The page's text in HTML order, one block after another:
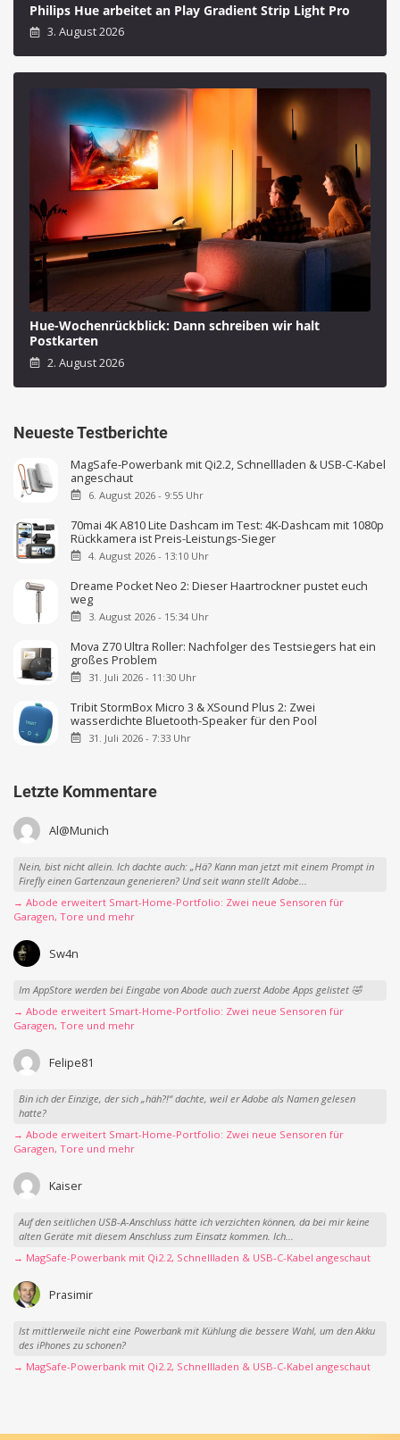
Philips Hue arbeitet an Play Gradient Strip Light Pro
3. August 2026
Hue-Wochenrückblick: Dann schreiben wir halt
Postkarten
2. August 2026
Neueste Testberichte
MagSafe-Powerbank mit Qi2.2, Schnellladen & USB-C-Kabel
angeschaut
6. August 2026 - 9:55 Uhr
70mai 4K A810 Lite Dashcam im Test: 4K-Dashcam mit 1080p
Rückkamera ist Preis-Leistungs-Sieger
4. August 2026 - 13:10 Uhr
Dreame Pocket Neo 2: Dieser Haartrockner pustet euch
weg
3. August 2026 - 15:34 Uhr
Mova Z70 Ultra Roller: Nachfolger des Testsiegers hat ein
großes Problem
31. Juli 2026 - 11:30 Uhr
Tribit StormBox Micro 3 & XSound Plus 2: Zwei
wasserdichte Bluetooth-Speaker für den Pool
31. Juli 2026 - 7:33 Uhr
Letzte Kommentare
Al@Munich
Nein, bist nicht allein. Ich dachte auch: „Hä? Kann man jetzt mit einem Prompt in
Firefly einen Gartenzaun generieren? Und seit wann stellt Adobe...
→ Abode erweitert Smart-Home-Portfolio: Zwei neue Sensoren für
Garagen, Tore und mehr
Sw4n
Im AppStore werden bei Eingabe von Abode auch zuerst Adobe Apps gelistet 🤣
→ Abode erweitert Smart-Home-Portfolio: Zwei neue Sensoren für
Garagen, Tore und mehr
Felipe81
Bin ich der Einzige, der sich „häh?!“ dachte, weil er Adobe als Namen gelesen
hatte?
→ Abode erweitert Smart-Home-Portfolio: Zwei neue Sensoren für
Garagen, Tore und mehr
Kaiser
Auf den seitlichen USB-A-Anschluss hätte ich verzichten können, da bei mir keine
alten Geräte mit diesem Anschluss zum Einsatz kommen. Ich...
→ MagSafe-Powerbank mit Qi2.2, Schnellladen & USB-C-Kabel angeschaut
Prasimir
Ist mittlerweile nicht eine Powerbank mit Kühlung die bessere Wahl, um den Akku
des iPhones zu schonen?
→ MagSafe-Powerbank mit Qi2.2, Schnellladen & USB-C-Kabel angeschaut